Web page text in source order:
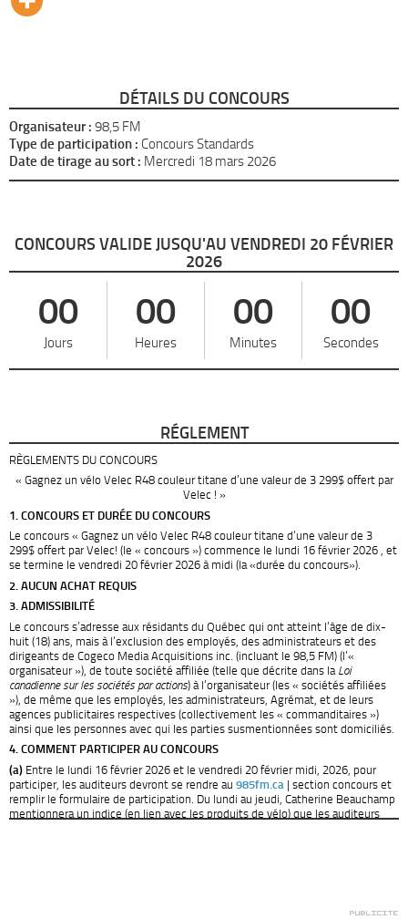
DÉTAILS DU CONCOURS
Organisateur : 98,5 FM
Type de participation : Concours Standards
Date de tirage au sort : Mercredi 18 mars 2026
CONCOURS VALIDE JUSQU'AU VENDREDI 20 FÉVRIER
2026
00
Jours
00
Heures
00
Minutes
00
Secondes
RÉGLEMENT
RÈGLEMENTS DU CONCOURS
« Gagnez un vélo Velec R48 couleur titane d’une valeur de 3 299$ offert par
Velec ! »
1. CONCOURS ET DURÉE DU CONCOURS
Le concours « Gagnez un vélo Velec R48 couleur titane d’une valeur de 3
299$ offert par Velec! (le « concours ») commence le lundi 16 février 2026 , et
se termine le vendredi 20 février 2026 à midi (la «durée du concours»).
2. AUCUN ACHAT REQUIS
3. ADMISSIBILITÉ
Le concours s’adresse aux résidants du Québec qui ont atteint l’âge de dix-
huit (18) ans, mais à l’exclusion des employés, des administrateurs et des
dirigeants de Cogeco Media Acquisitions inc. (incluant le 98,5 FM) (l’«
organisateur »), de toute société affiliée (telle que décrite dans la Loi
canadienne sur les sociétés par actions) à l’organisateur (les « sociétés affiliées
»), de même que les employés, les administrateurs, Agrémat, et de leurs
agences publicitaires respectives (collectivement les « commanditaires »)
ainsi que les personnes avec qui les parties susmentionnées sont domiciliés.
4. COMMENT PARTICIPER AU CONCOURS
(a) Entre le lundi 16 février 2026 et le vendredi 20 février midi, 2026, pour
participer, les auditeurs devront se rendre au 985fm.ca | section concours et
remplir le formulaire de participation. Du lundi au jeudi, Catherine Beauchamp
mentionnera un indice (en lien avec les produits de vélo) que les auditeurs